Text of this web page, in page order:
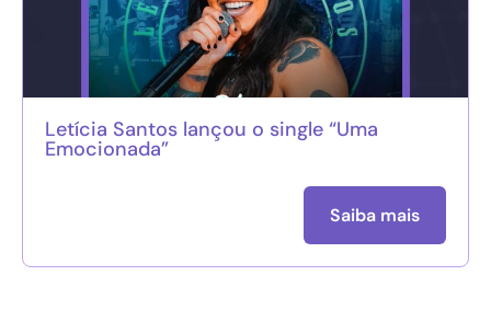
Letícia Santos lançou o single “Uma
Emocionada”
Saiba mais